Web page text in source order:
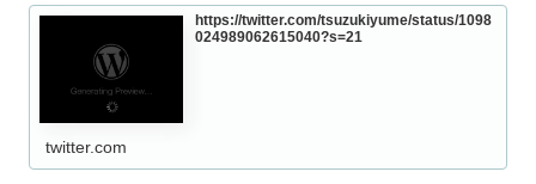
https://twitter.com/tsuzukiyume/status/1098
024989062615040?s=21
twitter.com